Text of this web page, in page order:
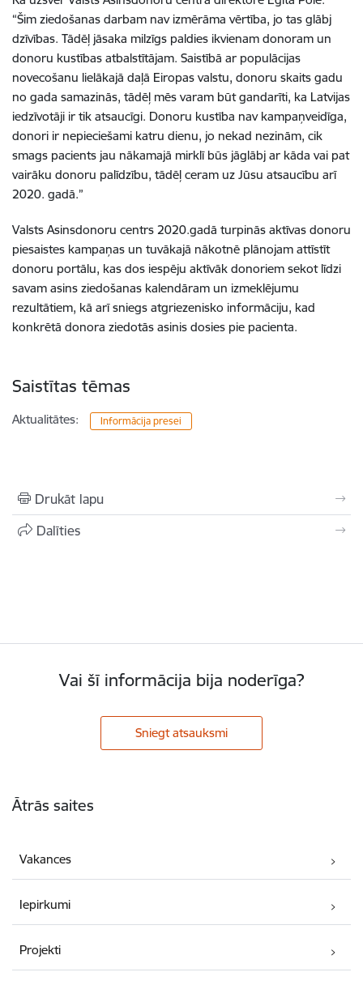
“Šim ziedošanas darbam nav izmērāma vērtība, jo tas glābj
dzīvības. Tādēļ jāsaka milzīgs paldies ikvienam donoram un
donoru kustības atbalstītājam. Saistībā ar populācijas
novecošanu lielākajā daļā Eiropas valstu, donoru skaits gadu
no gada samazinās, tādēļ mēs varam būt gandarīti, ka Latvijas
iedzīvotāji ir tik atsaucīgi. Donoru kustība nav kampaņveidīga,
donori ir nepieciešami katru dienu, jo nekad nezinām, cik
smags pacients jau nākamajā mirklī būs jāglābj ar kāda vai pat
vairāku donoru palīdzību, tādēļ ceram uz Jūsu atsaucību arī
2020. gadā.”
Valsts Asinsdonoru centrs 2020.gadā turpinās aktīvas donoru
piesaistes kampaņas un tuvākajā nākotnē plānojam attīstīt
donoru portālu, kas dos iespēju aktīvāk donoriem sekot līdzi
savam asins ziedošanas kalendāram un izmeklējumu
rezultātiem, kā arī sniegs atgriezenisko informāciju, kad
konkrētā donora ziedotās asinis dosies pie pacienta.
Saistītas tēmas
Aktualitātes: Informācija presei
Drukāt lapu
Dalīties
Vai šī informācija bija noderīga?
Sniegt atsauksmi
Ātrās saites
Vakances
Iepirkumi
Projekti